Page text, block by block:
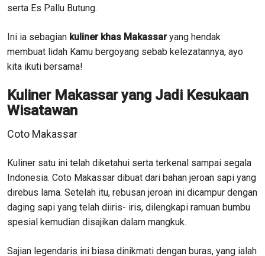
serta Es Pallu Butung.
Ini ia sebagian kuliner khas Makassaryang hendak
membuat lidah Kamu bergoyang sebab kelezatannya, ayo
kita ikuti bersama!
Kuliner Makassar yang Jadi Kesukaan
Wisatawan
Coto Makassar
Kuliner satu ini telah diketahui serta terkenal sampai segala
Indonesia. Coto Makassar dibuat dari bahan jeroan sapi yang
direbus lama. Setelah itu, rebusan jeroan ini dicampur dengan
daging sapi yang telah diiris- iris, dilengkapi ramuan bumbu
spesial kemudian disajikan dalam mangkuk.
Sajian legendaris ini biasa dinikmati dengan buras, yang ialah